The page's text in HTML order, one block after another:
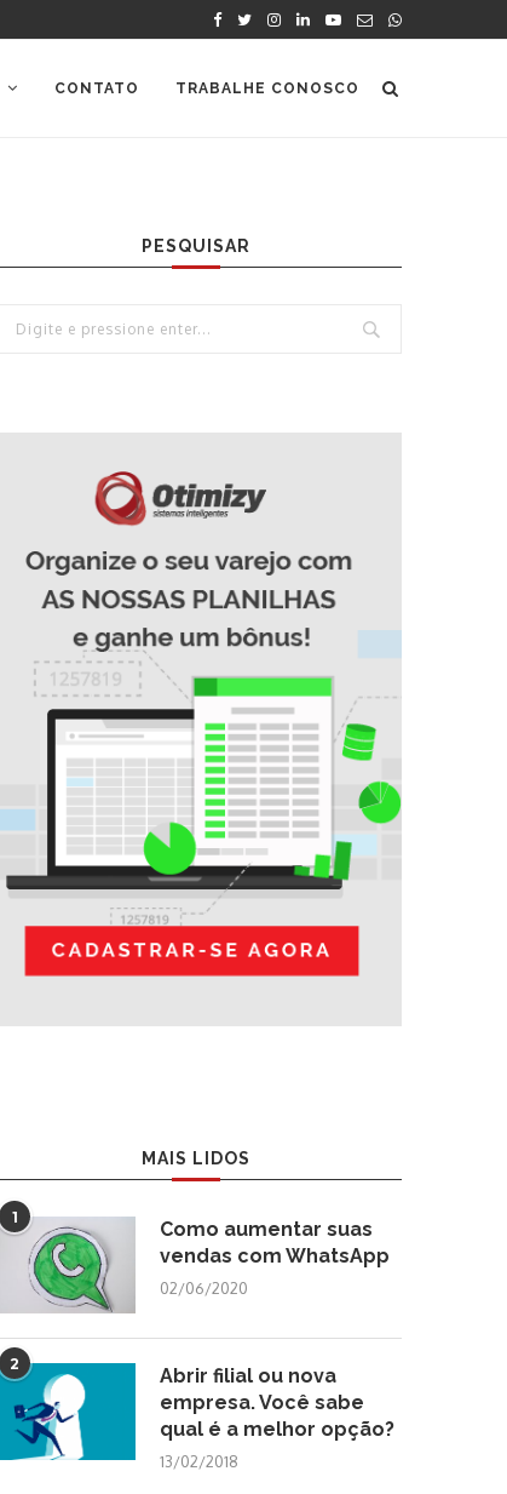
CONTATO TRABALHE CONOSCO
PESQUISAR
MAIS LIDOS
1
Como aumentar suas
vendas com WhatsApp
02/06/2020
2
Abrir filial ou nova
empresa. Você sabe
qual é a melhor opção?
13/02/2018